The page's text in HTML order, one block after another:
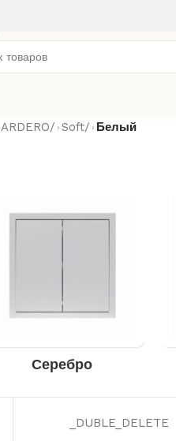
ARDERO/ Soft/ Белый
Серебро
_DUBLE_DELETE